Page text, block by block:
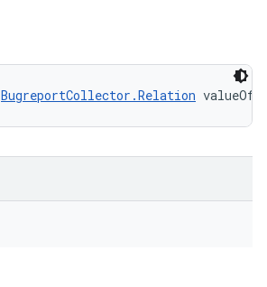
BugreportCollector.Relation valueOf